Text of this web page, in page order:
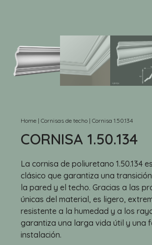
Home | Cornisas de techo | Cornisa 1.50.134
CORNISA 1.50.134
La cornisa de poliuretano 1.50.134
clásico que garantiza una
la pared y el techo. Gracias a las
únicas del material, es ligero,
resistente a la humedad y a los
garantiza una larga vida útil y una
instalación.